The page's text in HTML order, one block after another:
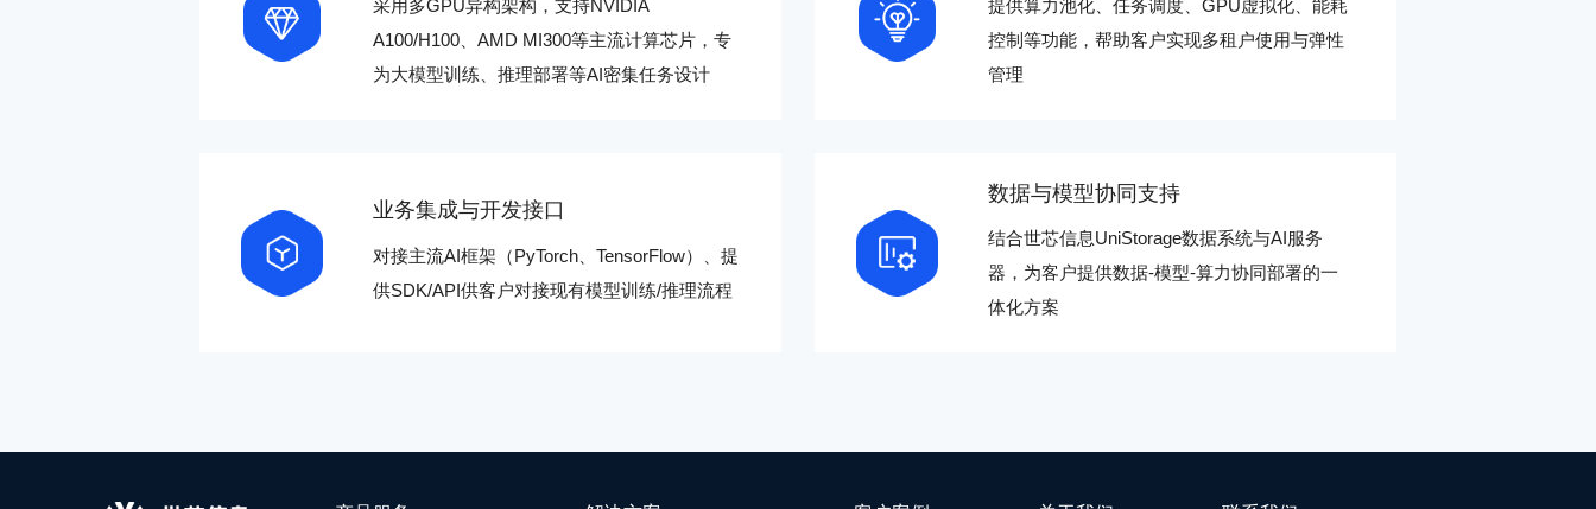
采用多GPU异构架构，支持NVIDIA
A100/H100、AMD MI300等主流计算芯片，专
为大模型训练、推理部署等AI密集任务设计
提供算力池化、任务调度、GPU虚拟化、能耗
控制等功能，帮助客户实现多租户使用与弹性
管理
业务集成与开发接口
对接主流AI框架（PyTorch、TensorFlow）、提
供SDK/API供客户对接现有模型训练/推理流程
数据与模型协同支持
结合世芯信息UniStorage数据系统与AI服务
器，为客户提供数据-模型-算力协同部署的一
体化方案